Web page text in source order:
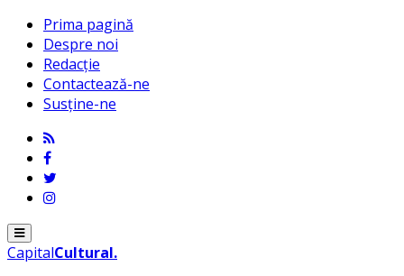
Prima pagină
Despre noi
Redacție
Contactează-ne
Susține-ne
Menu
CapitalCultural.